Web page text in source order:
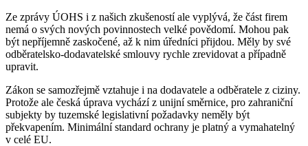
Ze zprávy ÚOHS i z našich zkušeností ale vyplývá, že část firem
nemá o svých nových povinnostech velké povědomí. Mohou pak
být nepříjemně zaskočené, až k nim úředníci přijdou. Měly by své
odběratelsko-dodavatelské smlouvy rychle zrevidovat a případně
upravit.
Zákon se samozřejmě vztahuje i na dodavatele a odběratele z ciziny.
Protože ale česká úprava vychází z unijní směrnice, pro zahraniční
subjekty by tuzemské legislativní požadavky neměly být
překvapením. Minimální standard ochrany je platný a vymahatelný
v celé EU.